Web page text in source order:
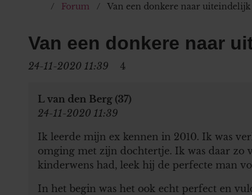
Forum Van een donkere naar
Van een donkere naar
24-11-2020 11:39 4
L van den Berg (37)
24-11-2020 11:39
Ik leerde mijn ex kennen in 2010. Ik was
omging met zijn dochtertje. Ik was daar zo
kinderwens had, leek hij de perfecte man
In het begin was het ook echt perfect en